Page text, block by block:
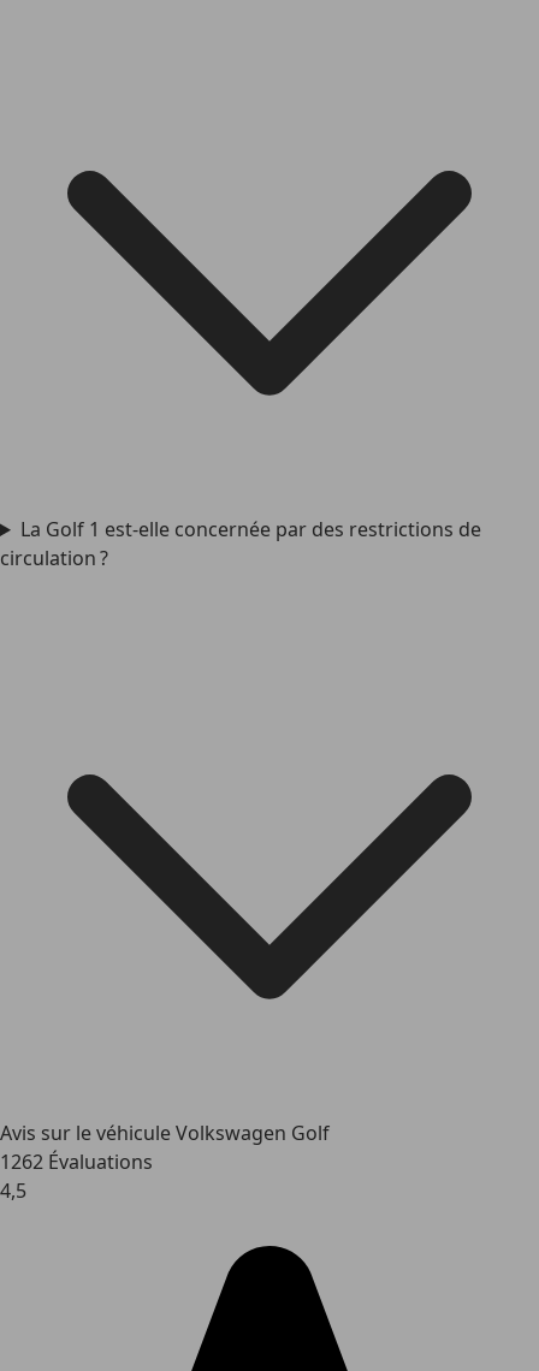
La Golf 1 est-elle concernée par des restrictions de
circulation ?
Avis sur le véhicule Volkswagen Golf
1262 Évaluations
4,5